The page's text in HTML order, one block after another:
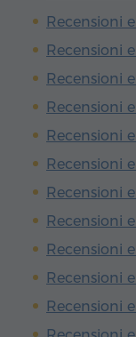
Recensioni
Recensioni
Recensioni
Recensioni
Recensioni
Recensioni
Recensioni
Recensioni
Recensioni
Recensioni
Recensioni